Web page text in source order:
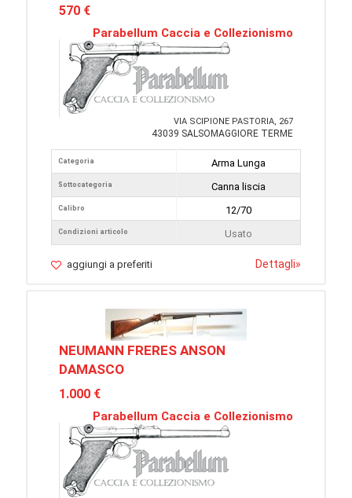
570 €
Parabellum Caccia e Collezionismo
VIA SCIPIONE PASTORIA, 267
43039 SALSOMAGGIORE TERME
Categoria
Sottocategoria
Calibro
Condizioni articolo
Arma Lunga
Canna liscia
12/70
Usato
aggiungi a preferiti Dettagli»
NEUMANN FRERES ANSON
DAMASCO
1.000 €
Parabellum Caccia e Collezionismo